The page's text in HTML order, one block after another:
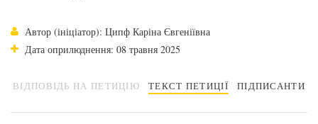
Автор (ініціатор): Ципф Каріна Євгеніївна
Дата оприлюднення: 08 травня 2025
ВІДПОВІДЬ НА ПЕТИЦІЮ ТЕКСТ ПЕТИЦІЇ ПІДПИСАНТИ